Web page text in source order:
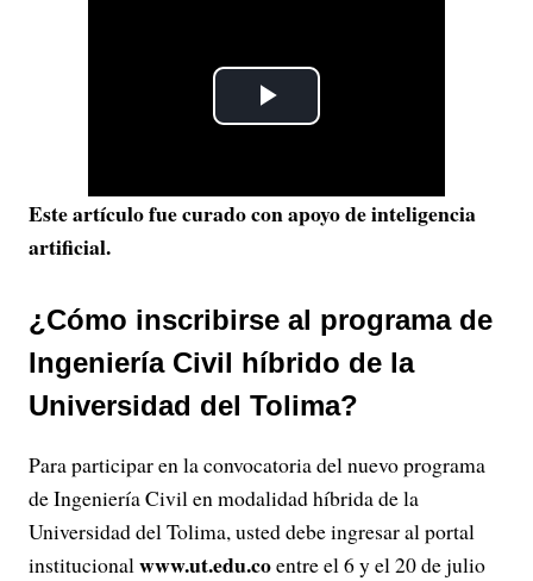
P
a
V
i
e
o
Este artículo fue curado con apoyo de inteligencia
artificial.
¿Cómo inscribirse al programa de
Ingeniería Civil híbrido de la
Universidad del Tolima?
Para participar en la convocatoria del nuevo programa
de Ingeniería Civil en modalidad híbrida de la
Universidad del Tolima, usted debe ingresar al portal
institucionalwww.ut.edu.coentre el 6 y el 20 de julio